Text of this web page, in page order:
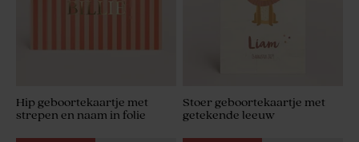
Hip geboortekaartje met
strepen en naam in folie
Stoer geboortekaartje met
getekende leeuw